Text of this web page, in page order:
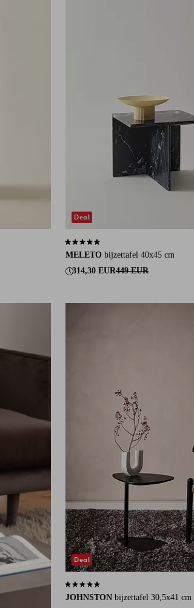
MELETO bijzettafel 40x45 cm
314,30 EUR449 EUR
5,0 op basis van 1 beoordelingen
Deal
JOHNSTON bijzettafel 30,5x41 cm
5,0 op basis van 3 beoordelingen
Deal